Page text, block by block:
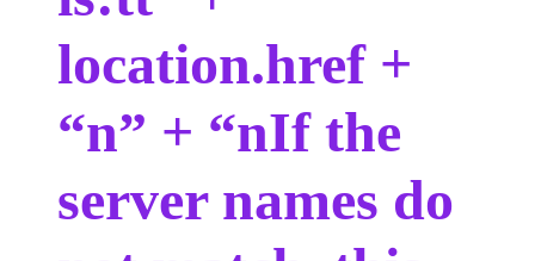
location.href +
“n” + “nIf the
server names do